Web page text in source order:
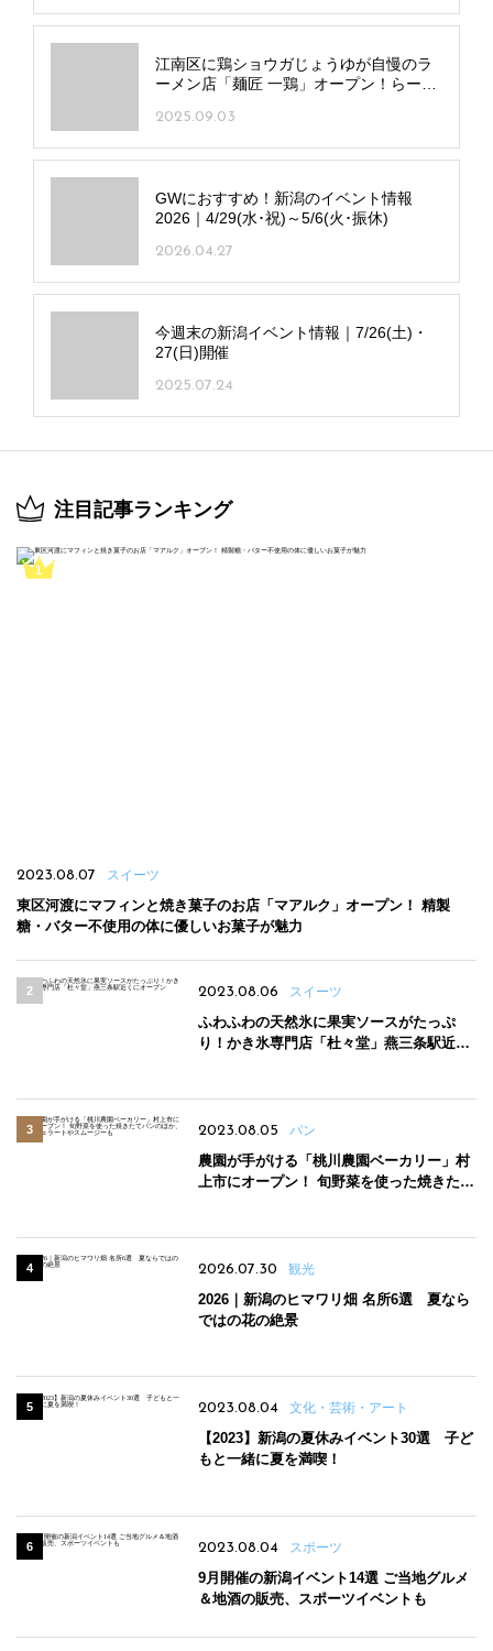
江南区に鶏ショウガじょうゆが自慢のラ
ーメン店「麺匠 一鶏」オープン！らーめ
2025.09.03
GWにおすすめ！新潟のイベント情報
2026｜4/29(水･祝)～5/6(火･振休)
2026.04.27
今週末の新潟イベント情報｜7/26(土)・
27(日)開催
2025.07.24
注目記事ランキング
2023.08.07 スイーツ
東区河渡にマフィンと焼き菓子のお店「マアルク」オープン！ 精製
糖・バター不使用の体に優しいお菓子が魅力
2023.08.06 スイーツ
ふわふわの天然氷に果実ソースがたっぷ
り！かき氷専門店「杜々堂」燕三条駅近く
2023.08.05 パン
農園が手がける「桃川農園ベーカリー」村
上市にオープン！ 旬野菜を使った焼きたて
2026.07.30 観光
2026｜新潟のヒマワリ畑 名所6選 夏なら
ではの花の絶景
2023.08.04 文化・芸術・アート
【2023】新潟の夏休みイベント30選 子ど
もと一緒に夏を満喫！
2023.08.04 スポーツ
9月開催の新潟イベント14選 ご当地グルメ
＆地酒の販売、スポーツイベントも